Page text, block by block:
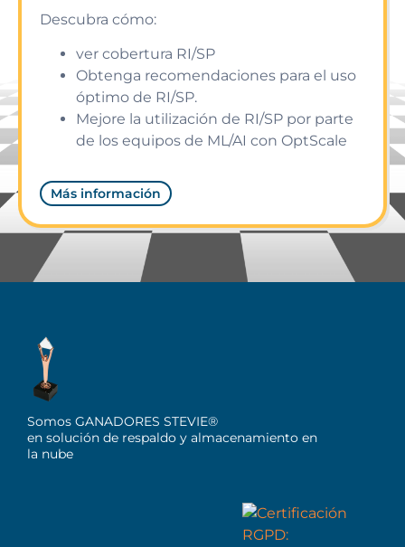
Descubra cómo:
ver cobertura RI/SP
Obtenga recomendaciones para el uso
óptimo de RI/SP.
Mejore la utilización de RI/SP por parte
de los equipos de ML/AI con OptScale
Más información
Somos GANADORES STEVIE®
en solución de respaldo y almacenamiento en
la nube